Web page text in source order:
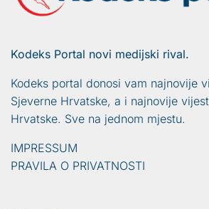
Kodeks Portal novi medijski rival.
Kodeks portal donosi vam najnovije
Sjeverne Hrvatske, a i najnovije
Hrvatske. Sve na jednom mjestu.
IMPRESSUM
PRAVILA O PRIVATNOSTI